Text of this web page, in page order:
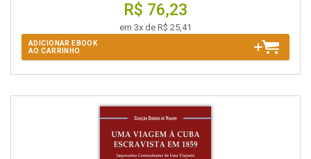
R$ 76,23
em 3x de R$ 25,41
ADICIONAR EBOOK
AO CARRINHO